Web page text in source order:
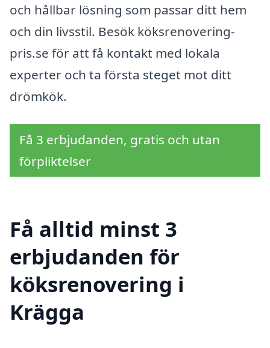
och hållbar lösning som passar ditt hem
och din livsstil. Besök köksrenovering-
pris.se för att få kontakt med lokala
experter och ta första steget mot ditt
drömkök.
Få 3 erbjudanden, gratis och utan
förpliktelser
Få alltid minst 3
erbjudanden för
köksrenovering i
Krägga